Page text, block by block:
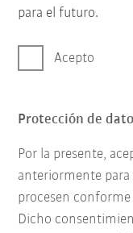
para el futuro.
Acepto
Protección de
Por la presente,
anteriormente
procesen conforme
Dicho